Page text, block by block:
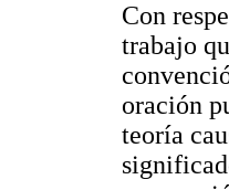
Con
trabajo
oración
teoría